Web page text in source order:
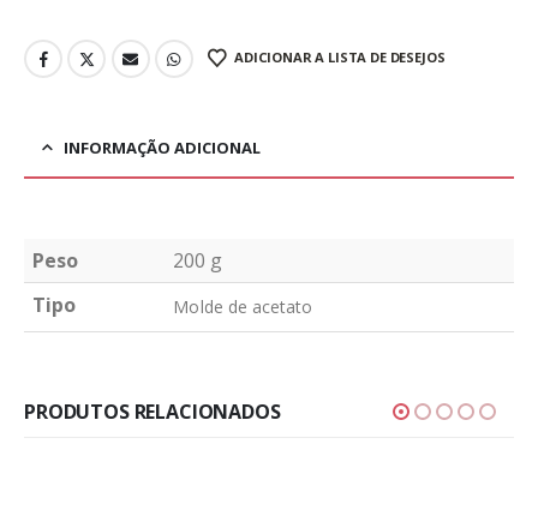
ADICIONAR A LISTA DE DESEJOS
INFORMAÇÃO ADICIONAL
Peso
200 g
Tipo
Molde de acetato
PRODUTOS RELACIONADOS